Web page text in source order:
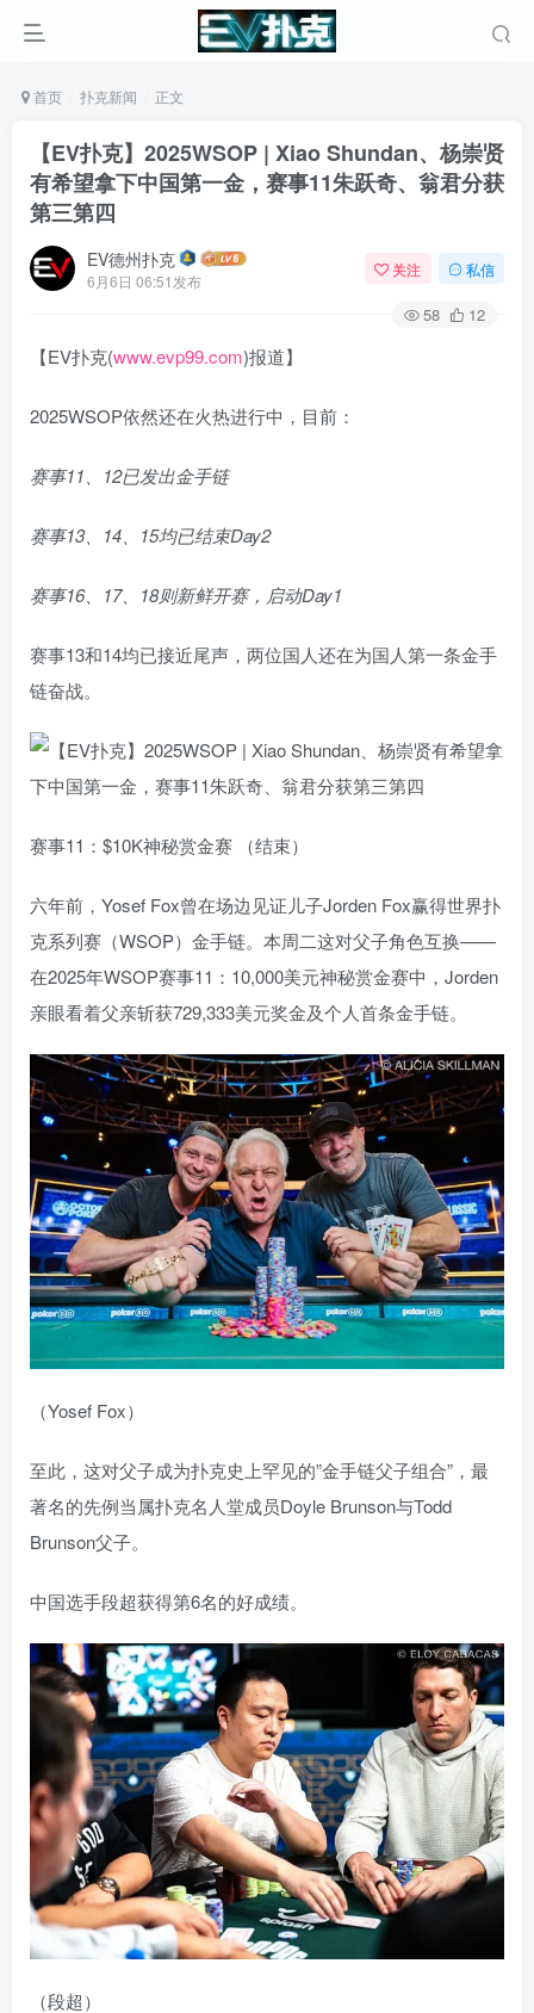
首页 扑克新闻 正文
【EV扑克】2025WSOP | Xiao Shundan、杨崇贤
有希望拿下中国第一金，赛事11朱跃奇、翁君分获
第三第四
EV德州扑克
6月6日 06:51发布
关注 私信
58 12
【EV扑克(www.evp99.com)报道】
2025WSOP依然还在火热进行中，目前：
赛事11、12已发出金手链
赛事13、14、15均已结束Day2
赛事16、17、18则新鲜开赛，启动Day1
赛事13和14均已接近尾声，两位国人还在为国人第一条金手
链奋战。
赛事11：$10K神秘赏金赛 （结束）
六年前，Yosef Fox曾在场边见证儿子Jorden Fox赢得世界扑
克系列赛（WSOP）金手链。本周二这对父子角色互换——
在2025年WSOP赛事11：10,000美元神秘赏金赛中，Jorden
亲眼看着父亲斩获729,333美元奖金及个人首条金手链。
（Yosef Fox）
至此，这对父子成为扑克史上罕见的”金手链父子组合”，最
著名的先例当属扑克名人堂成员Doyle Brunson与Todd
Brunson父子。
中国选手段超获得第6名的好成绩。
（段超）